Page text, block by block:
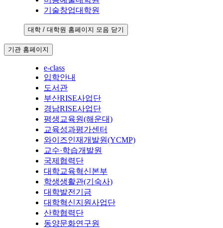
기술창업대학원
대학 / 대학원 홈페이지 모음 닫기
기관 홈페이지
e-class
입학안내
도서관
부산RISE사업단
경남RISE사업단
평생교육원(해운대)
교육성과평가센터
와이즈인재개발원(YCMP)
교수·학습개발원
국제협력단
대학교육혁신본부
학생생활관(기숙사)
대학발전기금
대학혁신지원사업단
산학협력단
동양문화연구원